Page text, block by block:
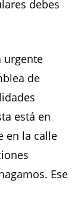
debes
urgente
de
está en
en la calle
Ese